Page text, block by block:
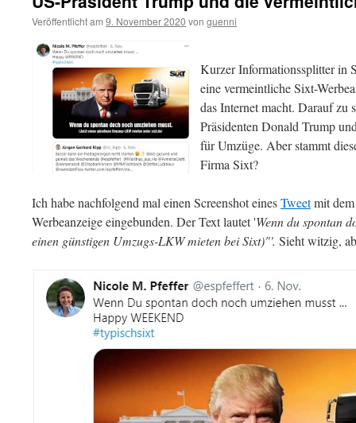
Veröffentlicht am 9. November 2020 von guenni
Kurzer Informationssplitter in
eine vermeintliche Sixt-
das Internet macht. Darauf zu
Präsidenten Donald Trump
für Umzüge. Aber stammt
Firma Sixt?
Ich habe nachfolgend mal einen Screenshot einesTweetmit dem
Werbeanzeige eingebunden. Der Text lautet 'Wenn du spontan
einen günstigen Umzugs-LKW mieten bei Sixt)"'. Sieht witzig,